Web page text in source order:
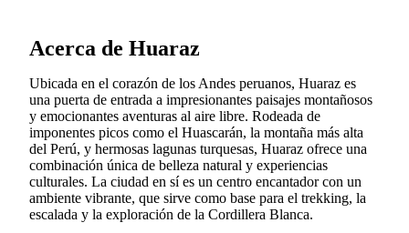
Acerca de Huaraz
Ubicada en el corazón de los Andes peruanos, Huaraz es
una puerta de entrada a impresionantes paisajes montañosos
y emocionantes aventuras al aire libre. Rodeada de
imponentes picos como el Huascarán, la montaña más alta
del Perú, y hermosas lagunas turquesas, Huaraz ofrece una
combinación única de belleza natural y experiencias
culturales. La ciudad en sí es un centro encantador con un
ambiente vibrante, que sirve como base para el trekking, la
escalada y la exploración de la Cordillera Blanca.